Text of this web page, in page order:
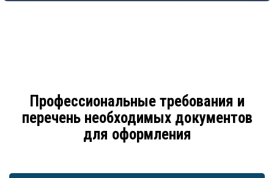
Профессиональные требования и
перечень необходимых документов
для оформления